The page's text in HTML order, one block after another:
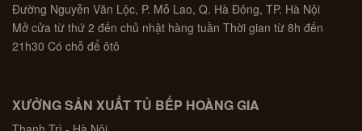
Đường Nguyễn Văn Lộc, P. Mỗ Lao, Q. Hà Đông, TP. Hà Nội
Mở cửa từ thứ 2 đến chủ nhật hàng tuần Thời gian từ 8h đến
21h30 Có chỗ để ôtô
XƯỞNG SẢN XUẤT TỦ BẾP HOÀNG GIA